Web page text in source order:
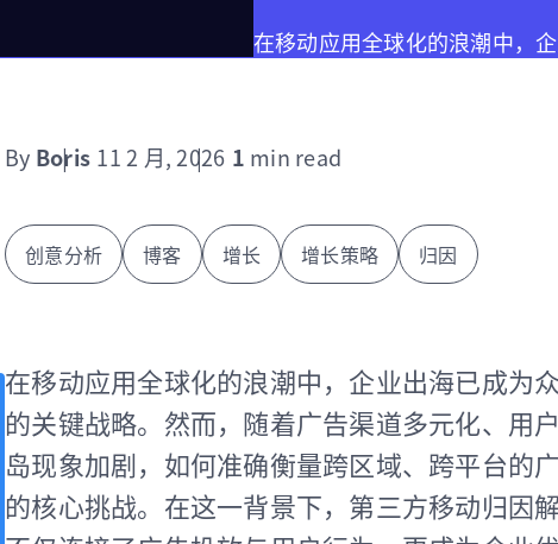
在移动应用全球化的浪潮中，
By Boris 11 2 月, 2026 1 min read
创意分析 博客 增长 增长策略 归因
在移动应用全球化的浪潮中，企业出海已成为
的关键战略。然而，随着广告渠道多元化、用
岛现象加剧，如何准确衡量跨区域、跨平台的
的核心挑战。在这一背景下，第三方移动归因